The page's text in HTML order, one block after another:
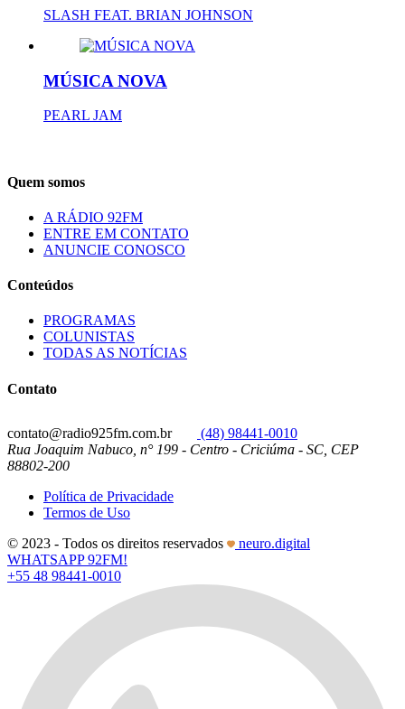
SLASH FEAT. BRIAN JOHNSON
MÚSICA NOVA
PEARL JAM
Quem somos
A RÁDIO 92FM
ENTRE EM CONTATO
ANUNCIE CONOSCO
Conteúdos
PROGRAMAS
COLUNISTAS
TODAS AS NOTÍCIAS
Contato
contato@radio925fm.com.br
(48) 98441-0010
Rua Joaquim Nabuco, n° 199 - Centro - Criciúma - SC, CEP
88802-200
Política de Privacidade
Termos de Uso
© 2023 - Todos os direitos reservados
neuro.digital
WHATSAPP 92FM!
+55 48 98441-0010